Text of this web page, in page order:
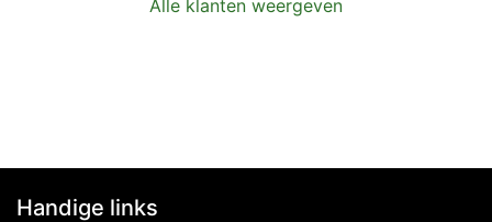
Alle klanten weergeven
Handige links